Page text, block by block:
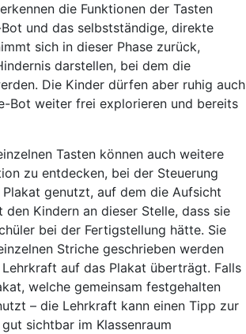
die Funktionen der Tasten
und das selbstständige, direkte
sich in dieser Phase zurück,
darstellen, bei dem die
Die Kinder dürfen aber ruhig auch
Bot weiter frei explorieren und bereits
Tasten können auch weitere
zu entdecken, bei der Steuerung
genutzt, auf dem die Aufsicht
Kindern an dieser Stelle, dass sie
bei der Fertigstellung hätte. Sie
Striche geschrieben werden
auf das Plakat überträgt. Falls
welche gemeinsam festgehalten
– die Lehrkraft kann einen Tipp zur
sichtbar im Klassenraum